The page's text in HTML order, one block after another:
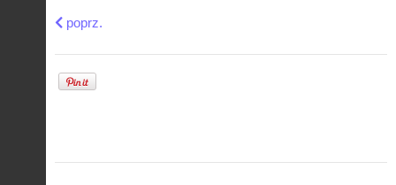
Previous article: Ogromny talerz Delft Boch Belgium
poprz.